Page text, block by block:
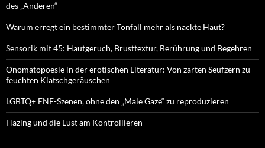
des „Anderen“
Warum erregt ein bestimmter Tonfall mehr als nackte Haut?
Sensorik mit 45: Hautgeruch, Brusttextur, Berührung und Begehren
Onomatopoesie in der erotischen Literatur: Von zarten Seufzern zu
feuchten Klatschgeräuschen
LGBTQ+ ENF-Szenen, ohne den „Male Gaze“ zu reproduzieren
Hazing und die Lust am Kontrollieren